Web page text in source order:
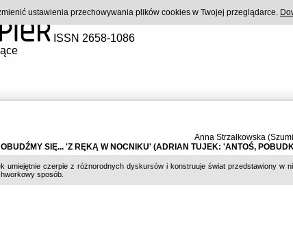
ISSN 2658-1086
Anna Strzałkowska
OBUDŹMY SIĘ... 'Z RĘKĄ W NOCNIKU' (ADRIAN TUJEK: 'ANTOŚ,
umiejętnie czerpie z różnorodnych dyskursów i konstruuje świat przedstawiony w
sposób.
ustawienia przechowywania plików cookies w Twojej przeglądarce.